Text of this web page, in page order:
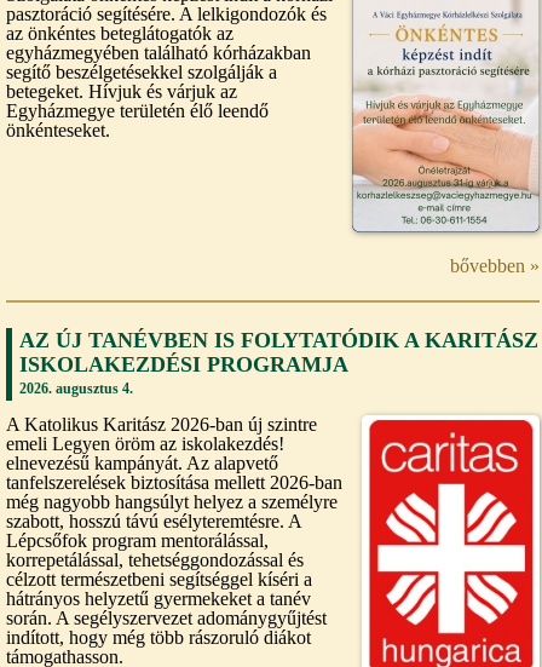
pasztoráció segítésére. A lelkigondozók és
az önkéntes beteglátogatók az
egyházmegyében található kórházakban
segítő beszélgetésekkel szolgálják a
betegeket. Hívjuk és várjuk az
Egyházmegye területén élő leendő
önkénteseket.
bővebben »
AZ ÚJ TANÉVBEN IS FOLYTATÓDIK A KARITÁSZ
ISKOLAKEZDÉSI PROGRAMJA
2026. augusztus 4.
A Katolikus Karitász 2026-ban új szintre
emeli Legyen öröm az iskolakezdés!
elnevezésű kampányát. Az alapvető
tanfelszerelések biztosítása mellett 2026-ban
még nagyobb hangsúlyt helyez a személyre
szabott, hosszú távú esélyteremtésre. A
Lépcsőfok program mentorálással,
korrepetálással, tehetséggondozással és
célzott természetbeni segítséggel kíséri a
hátrányos helyzetű gyermekeket a tanév
során. A segélyszervezet adománygyűjtést
indított, hogy még több rászoruló diákot
támogathasson.